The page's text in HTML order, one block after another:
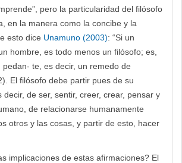
pero la particularidad del filósofo
en la manera como la concibe y la
esto dice Unamuno (2003): “Si un
hombre, es todo menos un filósofo; es,
te, es decir, un remedo de
El filósofo debe partir pues de su
decir, de ser, sentir, creer, crear, pensar y
de relacionarse humanamente
otros y las cosas, y partir de esto, hacer
implicaciones de estas afirmaciones? El